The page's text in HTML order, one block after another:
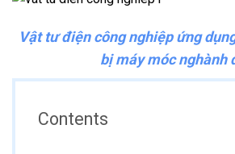
Vật tư điện công nghiệp ứng
bị máy móc nghành
Contents